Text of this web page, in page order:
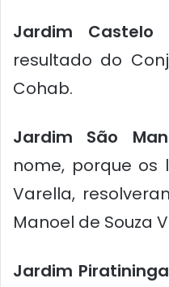
Jardim Castelo
resultado do
Cohab.
Jardim São
nome, porque os
Varella,
Manoel de Souza
Jardim Piratininga